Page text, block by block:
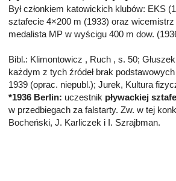
Był członkiem katowickich klubów: EKS
sztafecie 4×200 m (1933) oraz
medalista MP w wyścigu 400 m dow.
Bibl.: Klimontowicz , Ruch , s. 50;
każdym z tych źródeł brak
1939 (oprac. niepubl.); Jurek, Kultura
*1936 Berlin: uczestnik pływackiej
w przedbiegach za falstarty. Zw. w tej
Bocheński, J. Karliczek i I. Szrajbman.